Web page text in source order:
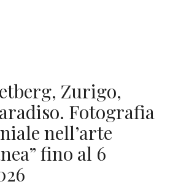
Zurigo,
Fotografia
nell’arte
fino al 6